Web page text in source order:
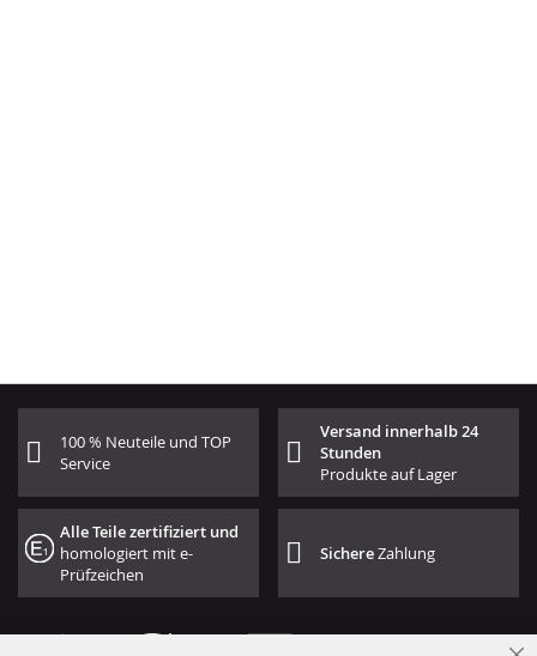
100 % Neuteile und TOP
Service
Versand innerhalb 24
Stunden
Produkte auf Lager
Alle Teile zertifiziert und
homologiert mit e-
Prüfzeichen
SichereZahlung